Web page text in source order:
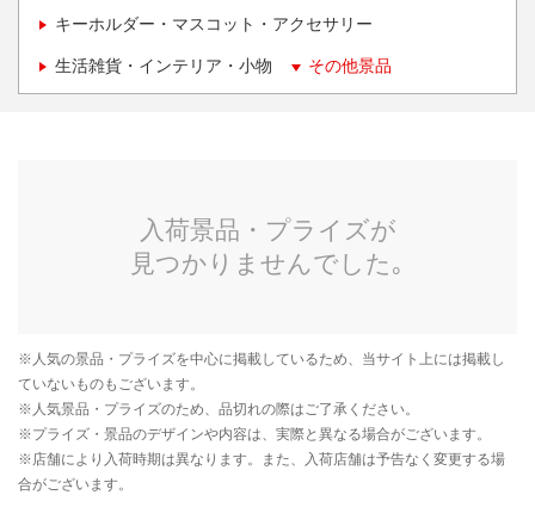
キーホルダー・マスコット・アクセサリー
生活雑貨・インテリア・小物 その他景品